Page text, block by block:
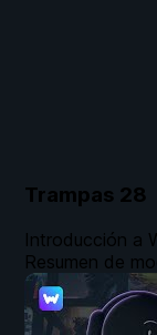
Trampas 28
Introducción a
Resumen de